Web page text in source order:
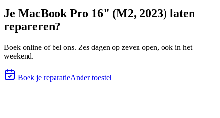
Je MacBook Pro 16" (M2, 2023) laten
repareren?
Boek online of bel ons. Zes dagen op zeven open, ook in het
weekend.
Boek je reparatieAnder toestel